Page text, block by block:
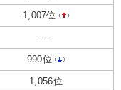
1,007位
---
990位
1,056位